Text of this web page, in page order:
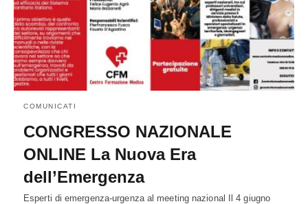
COMUNICATI
CONGRESSO NAZIONALE
ONLINE La Nuova Era
dell’Emergenza
Esperti di emergenza-urgenza al meeting nazional Il 4 giugno